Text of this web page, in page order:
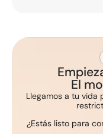
El
Llegamos a tu vida
¿Estás listo para